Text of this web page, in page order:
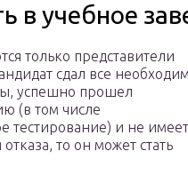
в учебное
только представители
сдал все
успешно прошел
(в том числе
тестирование) и не имеет
то он может стать